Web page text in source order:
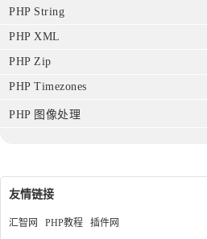
PHP String
PHP XML
PHP Zip
PHP Timezones
PHP 图像处理
友情链接
汇智网 PHP教程 插件网